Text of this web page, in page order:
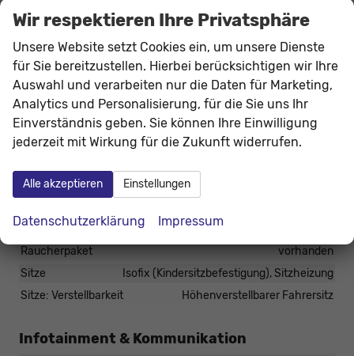
16"" LM-Felgen mit Reifen 205/60 R16
Tagfahrlicht mit LED
Geschwindigkeitserkennung
Garantieverlängerung: 4
Jahre / 120.000 KM
Fensterheber
Lenkrad
in Leder, höhenverstellbar, mit Multifunktionen
Raucherpaket
vorhanden
Sitze
Isofix (Kindersitzbefestigung), Sitzheizung
Sitze: Verstellbarkeit
Höhenverstellbarer Fahrersitz
Infotainment & Kommunikation
Wir respektieren Ihre Privatsphäre
Unsere Website setzt Cookies ein, um unsere Dienste
für Sie bereitzustellen. Hierbei berücksichtigen wir Ihre
Auswahl und verarbeiten nur die Daten für Marketing,
Analytics und Personalisierung, für die Sie uns Ihr
Einverständnis geben. Sie können Ihre Einwilligung
jederzeit mit Wirkung für die Zukunft widerrufen.
Alle akzeptieren Einstellungen
Datenschutzerklärung Impressum